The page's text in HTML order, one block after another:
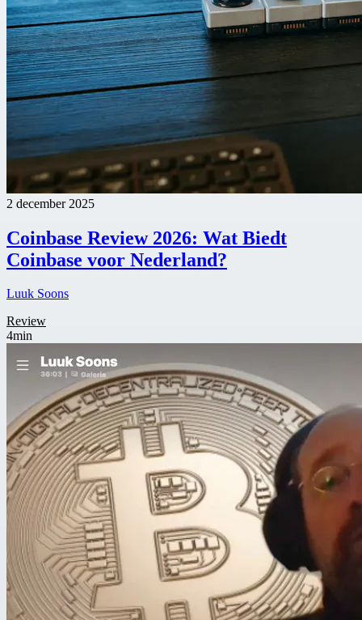
2 december 2025
Coinbase Review 2026: Wat Biedt
Coinbase voor Nederland?
Luuk Soons
Review
4min